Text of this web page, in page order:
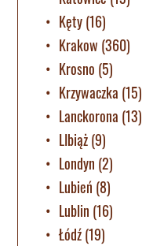
Kęty(16)
Krakow (360)
Krosno (5)
Krzywaczka (15)
Lanckorona (13)
LIbiąż(9)
Londyn (2)
Lubień (8)
Lublin (16)
Łódź(19)